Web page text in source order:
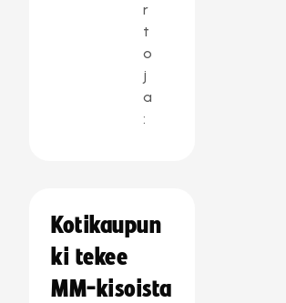
r
t
o
j
a
:
Kotikaupun
ki tekee
MM-kisoista